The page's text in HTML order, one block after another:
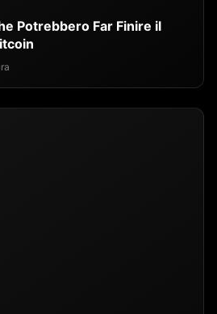
Potrebbero Far Finire il